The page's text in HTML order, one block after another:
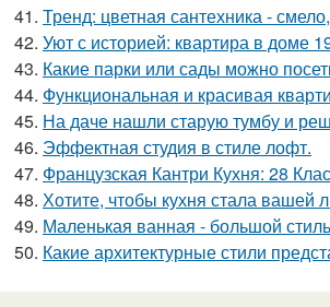
41. Тренд: цветная сантехника -
42. Уют с историей: квартира в доме
43. Какие парки или сады можно
44. Функциональная и красивая
45. На даче нашли старую тумбу и
46. Эффектная студия в стиле лофт.
47. Французская Кантри Кухня: 28
48. Хотите, чтобы кухня стала вашей
49. Маленькая ванная - большой
50. Какие архитектурные стили